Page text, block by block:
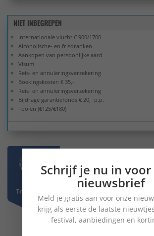
NIET INBEGREPEN
Internationale vlucht € 900/1700
Alcoholische- en frisdranken
Aankopen van persoonlijke aard
Visum
Reis- en annuleringsverzekering
Boekingskosten € 35,-
Reis- en annuleringsverzekering
Bijdrage garantiefonds € 20,- p.p.
Fooien (€125/€180)
Schrijf je nu in voor
nieuwsbrief
Meld je gratis aan voor onze
krijg als eerste de laatste
festival, aanbiedingen en